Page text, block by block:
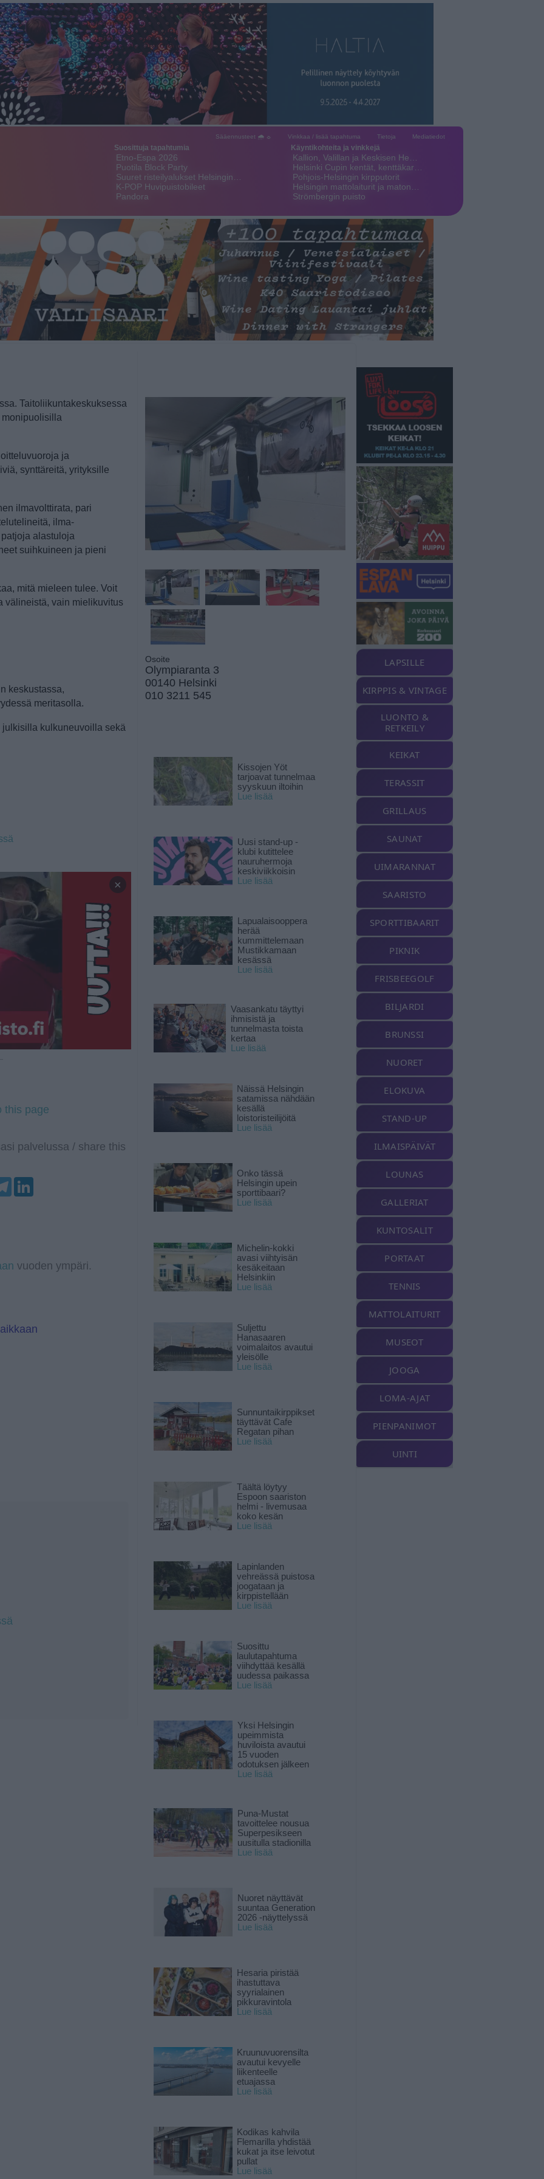
Sääennusteet 🌧 ☼ Vinkkaa / lisää tapahtuma Tietoja Mediatiedot
Suosittuja tapahtumia
Etno-Espa 2026
Puotila Block Party
Suuret risteilyalukset Helsingin…
K-POP Huvipuistobileet
Pandora
Käyntikohteita ja vinkkejä
Kallion, Valillan ja Keskisen He…
Helsinki Cupin kentät, kenttäkar…
Pohjois-Helsingin kirpputorit
Helsingin mattolaiturit ja maton…
Strömbergin puisto
Taitoliikuntakeskuksessa
monipuolisilla
ja
synttäreitä, yrityksille
ilmavolttirata, pari
ilma-
alastuloja
suihkuineen ja pieni
mitä mieleen tulee. Voit
välineistä, vain mielikuvitus
keskustassa,
meritasolla.
kulkuneuvoilla sekä
×
this page
palvelussa / share this
T
vuoden ympäri.
Osoite
Olympiaranta 3
00140 Helsinki
010 3211 545
Kissojen Yöt
tarjoavat tunnelmaa
syyskuun iltoihin
Lue lisää
Uusi stand-up -
klubi kutittelee
nauruhermoja
keskiviikkoisin
Lue lisää
Lapualaisooppera
herää
kummittelemaan
Mustikkamaan
kesässä
Lue lisää
Vaasankatu täyttyi
ihmisistä ja
tunnelmasta toista
kertaa
Lue lisää
Näissä Helsingin
satamissa nähdään
kesällä
loistoristeilijöitä
Lue lisää
Onko tässä
Helsingin upein
sporttibaari?
Lue lisää
Michelin-kokki
avasi viihtyisän
kesäkeitaan
Helsinkiin
Lue lisää
Suljettu
Hanasaaren
voimalaitos avautui
yleisölle
Lue lisää
Sunnuntaikirppikset
täyttävät Cafe
Regatan pihan
Lue lisää
Täältä löytyy
Espoon saariston
helmi - livemusaa
koko kesän
Lue lisää
Lapinlanden
vehreässä puistosa
joogataan ja
kirppistellään
Lue lisää
Suosittu
laulutapahtuma
viihdyttää kesällä
uudessa paikassa
Lue lisää
Yksi Helsingin
upeimmista
huviloista avautui
15 vuoden
odotuksen jälkeen
Lue lisää
Puna-Mustat
tavoittelee nousua
Superpesikseen
uusitulla stadionilla
Lue lisää
Nuoret näyttävät
suuntaa Generation
2026 -näyttelyssä
Lue lisää
Hesaria piristää
ihastuttava
syyrialainen
pikkuravintola
Lue lisää
Kruunuvuorensilta
avautui kevyelle
liikenteelle
etuajassa
Lue lisää
Kodikas kahvila
Flemarilla yhdistää
kukat ja itse leivotut
pullat
Lue lisää
LAPSILLE
KIRPPIS & VINTAGE
LUONTO &
RETKEILY
KEIKAT
TERASSIT
GRILLAUS
SAUNAT
UIMARANNAT
SAARISTO
SPORTTIBAARIT
PIKNIK
FRISBEEGOLF
BILJARDI
BRUNSSI
NUORET
ELOKUVA
STAND-UP
ILMAISPÄIVÄT
LOUNAS
GALLERIAT
KUNTOSALIT
PORTAAT
TENNIS
MATTOLAITURIT
MUSEOT
JOOGA
LOMA-AJAT
PIENPANIMOT
UINTI